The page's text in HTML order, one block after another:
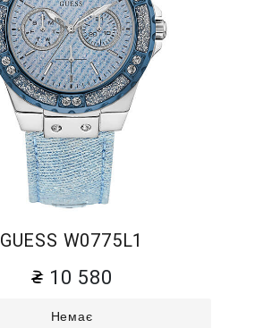
GUESS W0775L1
10 580
Немає